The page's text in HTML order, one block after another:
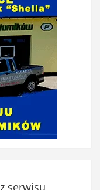
z serwisu